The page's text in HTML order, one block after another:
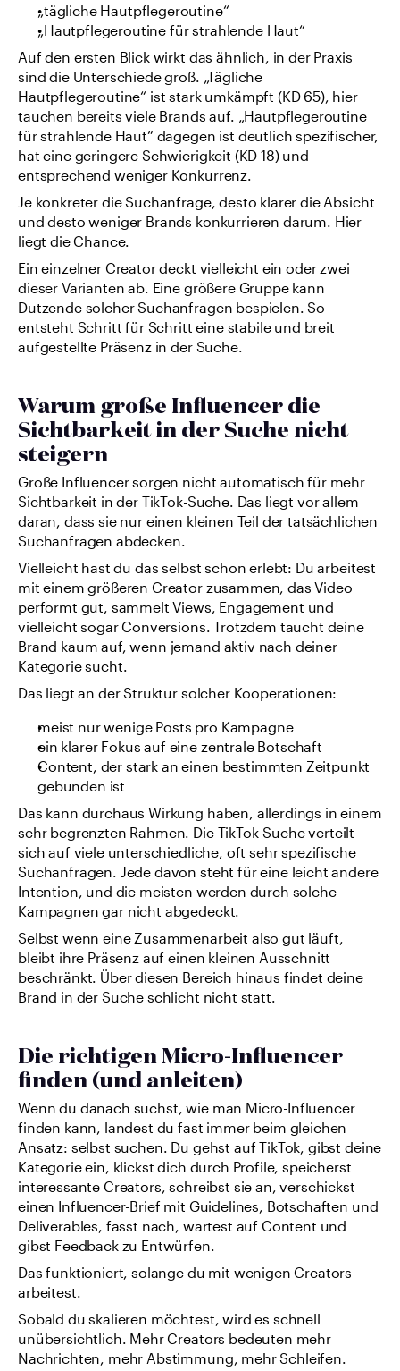
„tägliche Hautpflegeroutine“
„Hautpflegeroutine für strahlende Haut“
Auf den ersten Blick wirkt das ähnlich, in der Praxis
sind die Unterschiede groß. „Tägliche
Hautpflegeroutine“ ist stark umkämpft (KD 65), hier
tauchen bereits viele Brands auf. „Hautpflegeroutine
für strahlende Haut“ dagegen ist deutlich spezifischer,
hat eine geringere Schwierigkeit (KD 18) und
entsprechend weniger Konkurrenz.
Je konkreter die Suchanfrage, desto klarer die Absicht
und desto weniger Brands konkurrieren darum. Hier
liegt die Chance.
Ein einzelner Creator deckt vielleicht ein oder zwei
dieser Varianten ab. Eine größere Gruppe kann
Dutzende solcher Suchanfragen bespielen. So
entsteht Schritt für Schritt eine stabile und breit
aufgestellte Präsenz in der Suche.
Warum große Influencer die
Sichtbarkeit in der Suche nicht
steigern
Große Influencer sorgen nicht automatisch für mehr
Sichtbarkeit in der TikTok-Suche. Das liegt vor allem
daran, dass sie nur einen kleinen Teil der tatsächlichen
Suchanfragen abdecken.
Vielleicht hast du das selbst schon erlebt: Du arbeitest
mit einem größeren Creator zusammen, das Video
performt gut, sammelt Views, Engagement und
vielleicht sogar Conversions. Trotzdem taucht deine
Brand kaum auf, wenn jemand aktiv nach deiner
Kategorie sucht.
Das liegt an der Struktur solcher Kooperationen:
meist nur wenige Posts pro Kampagne
ein klarer Fokus auf eine zentrale Botschaft
Content, der stark an einen bestimmten Zeitpunkt
gebunden ist
Das kann durchaus Wirkung haben, allerdings in einem
sehr begrenzten Rahmen. Die TikTok-Suche verteilt
sich auf viele unterschiedliche, oft sehr spezifische
Suchanfragen. Jede davon steht für eine leicht andere
Intention, und die meisten werden durch solche
Kampagnen gar nicht abgedeckt.
Selbst wenn eine Zusammenarbeit also gut läuft,
bleibt ihre Präsenz auf einen kleinen Ausschnitt
beschränkt. Über diesen Bereich hinaus findet deine
Brand in der Suche schlicht nicht statt.
Die richtigen Micro-Influencer
finden (und anleiten)
Wenn du danach suchst, wie man Micro-Influencer
finden kann, landest du fast immer beim gleichen
Ansatz: selbst suchen. Du gehst auf TikTok, gibst deine
Kategorie ein, klickst dich durch Profile, speicherst
interessante Creators, schreibst sie an, verschickst
einen Influencer-Brief mit Guidelines, Botschaften und
Deliverables, fasst nach, wartest auf Content und
gibst Feedback zu Entwürfen.
Das funktioniert, solange du mit wenigen Creators
arbeitest.
Sobald du skalieren möchtest, wird es schnell
unübersichtlich. Mehr Creators bedeuten mehr
Nachrichten, mehr Abstimmung, mehr Schleifen.